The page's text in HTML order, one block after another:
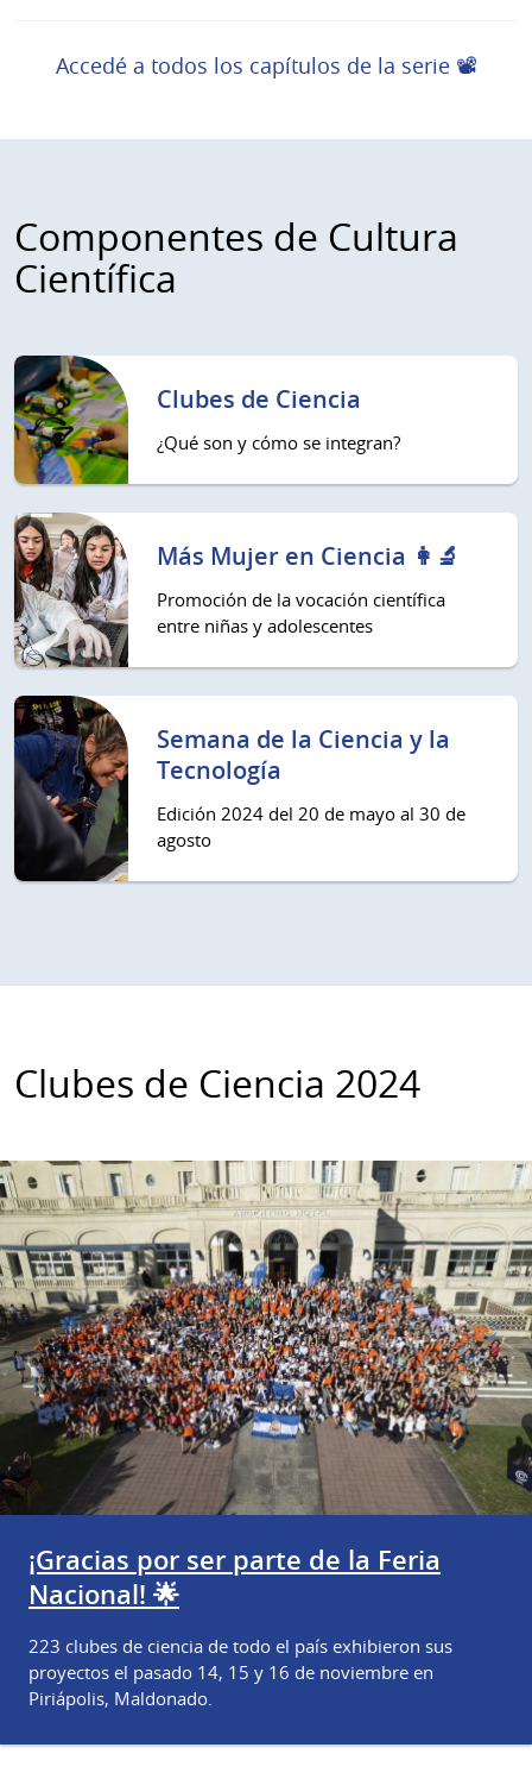
Accedé a todos los capítulos de la serie 📽️
Componentes de Cultura
Científica
Clubes de Ciencia
¿Qué son y cómo se integran?
Más Mujer en Ciencia 👩‍🔬
Promoción de la vocación científica
entre niñas y adolescentes
Semana de la Ciencia y la
Tecnología
Edición 2024 del 20 de mayo al 30 de
agosto
Clubes de Ciencia 2024
¡Gracias por ser parte de la Feria
Nacional! 🌟
223 clubes de ciencia de todo el país exhibieron sus
proyectos el pasado 14, 15 y 16 de noviembre en
Piriápolis, Maldonado.